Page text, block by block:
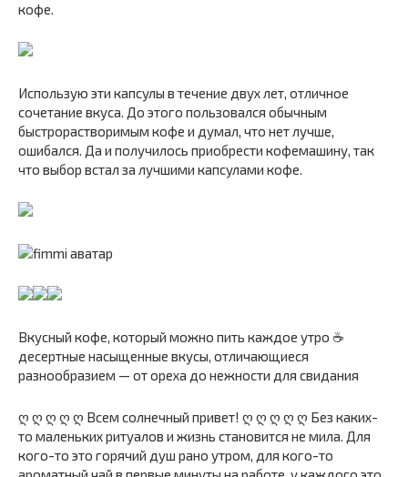
кофе.
Использую эти капсулы в течение двух лет, отличное
сочетание вкуса. До этого пользовался обычным
быстрорастворимым кофе и думал, что нет лучше,
ошибался. Да и получилось приобрести кофемашину, так
что выбор встал за лучшими капсулами кофе.
Вкусный кофе, который можно пить каждое утро ☕
десертные насыщенные вкусы, отличающиеся
разнообразием — от ореха до нежности для свидания
ღ ღ ღ ღ ღ Всем солнечный привет! ღ ღ ღ ღ ღ Без каких-
то маленьких ритуалов и жизнь становится не мила. Для
кого-то это горячий душ рано утром, для кого-то